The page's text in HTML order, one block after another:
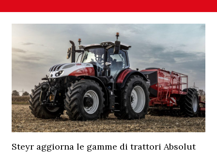
Steyr aggiorna le gamme di trattori Absolut